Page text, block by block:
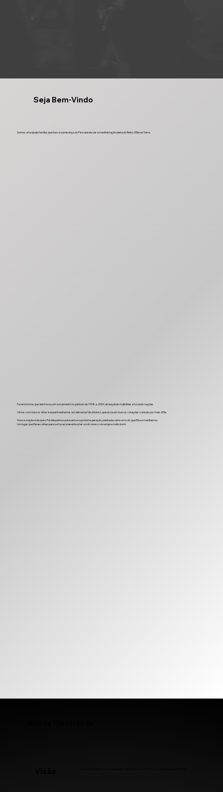
Foi esta fome, que destravou um avivamento no período de 1998 a 2009, alcançando multidões e tocando nações.
Vimos com nossos olhos e experimentamos um derramar tão intenso, que ecoa em nossos corações o anseio por mais d’Ele.
Nossa oração é de que o Pai desperte e avive esta e a próxima geração, plantada sobre um solo que Ele se manifestou.
Um lugar que Ele escolheu para se fazer presente e ter você conosco é sempre muito bom!
Somos uma Igreja família, que busca a presença do Pai e anseia ver a manifestação plena do Reino d’Ele na Terra.
Seja Bem-Vindo